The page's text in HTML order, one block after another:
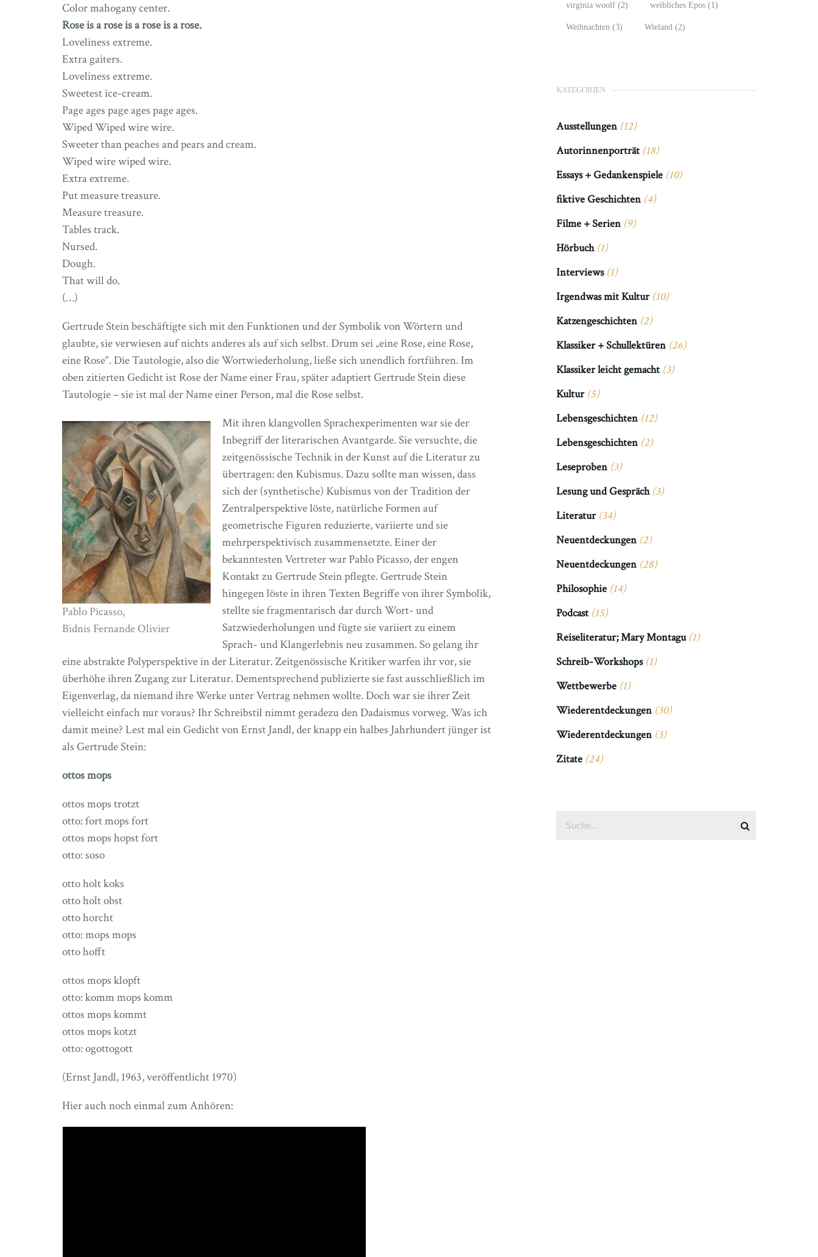
Color mahogany center.
Rose is a rose is a rose is a rose.
Loveliness extreme.
Extra gaiters.
Loveliness extreme.
Sweetest ice-cream.
Page ages page ages page ages.
Wiped Wiped wire wire.
Sweeter than peaches and pears and cream.
Wiped wire wiped wire.
Extra extreme.
Put measure treasure.
Measure treasure.
Tables track.
Nursed.
Dough.
That will do.
(…)
Gertrude Stein beschäftigte sich mit den Funktionen und der Symbolik von Wörtern und
glaubte, sie verwiesen auf nichts anderes als auf sich selbst. Drum sei „eine Rose, eine Rose,
eine Rose“. Die Tautologie, also die Wortwiederholung, ließe sich unendlich fortführen. Im
oben zitierten Gedicht ist Rose der Name einer Frau, später adaptiert Gertrude Stein diese
Tautologie – sie ist mal der Name einer Person, mal die Rose selbst.
Pablo Picasso,
Bidnis Fernande Olivier
Mit ihren klangvollen Sprachexperimenten war sie der
Inbegriff der literarischen Avantgarde. Sie versuchte, die
zeitgenössische Technik in der Kunst auf die Literatur zu
übertragen: den Kubismus. Dazu sollte man wissen, dass
sich der (synthetische) Kubismus von der Tradition der
Zentralperspektive löste, natürliche Formen auf
geometrische Figuren reduzierte, variierte und sie
mehrperspektivisch zusammensetzte. Einer der
bekanntesten Vertreter war Pablo Picasso, der engen
Kontakt zu Gertrude Stein pflegte. Gertrude Stein
hingegen löste in ihren Texten Begriffe von ihrer Symbolik,
stellte sie fragmentarisch dar durch Wort- und
Satzwiederholungen und fügte sie variiert zu einem
Sprach- und Klangerlebnis neu zusammen. So gelang ihr
eine abstrakte Polyperspektive in der Literatur. Zeitgenössische Kritiker warfen ihr vor, sie
überhöhe ihren Zugang zur Literatur. Dementsprechend publizierte sie fast ausschließlich im
Eigenverlag, da niemand ihre Werke unter Vertrag nehmen wollte. Doch war sie ihrer Zeit
vielleicht einfach nur voraus? Ihr Schreibstil nimmt geradezu den Dadaismus vorweg. Was ich
damit meine? Lest mal ein Gedicht von Ernst Jandl, der knapp ein halbes Jahrhundert jünger ist
als Gertrude Stein:
ottos mops
ottos mops trotzt
otto: fort mops fort
ottos mops hopst fort
otto: soso
otto holt koks
otto holt obst
otto horcht
otto: mops mops
otto hofft
ottos mops klopft
otto: komm mops komm
ottos mops kommt
ottos mops kotzt
otto: ogottogott
(Ernst Jandl, 1963, veröffentlicht 1970)
Hier auch noch einmal zum Anhören:
virginia woolf (2) weibliches Epos (1)
Weihnachten (3) Wieland (2)
KATEGORIEN
Ausstellungen (12)
Autorinnenporträt (18)
Essays + Gedankenspiele (10)
fiktive Geschichten (4)
Filme + Serien (9)
Hörbuch(1)
Interviews(1)
Irgendwas mit Kultur(10)
Katzengeschichten (2)
Klassiker + Schullektüren (26)
Klassiker leicht gemacht (3)
Kultur(5)
Lebensgeschichten (12)
Lebensgeschichten (2)
Leseproben (3)
Lesung und Gespräch(3)
Literatur(34)
Neuentdeckungen (2)
Neuentdeckungen (28)
Philosophie (14)
Podcast (15)
Reiseliteratur; Mary Montagu(1)
Schreib-Workshops(1)
Wettbewerbe (1)
Wiederentdeckungen (30)
Wiederentdeckungen (3)
Zitate (24)